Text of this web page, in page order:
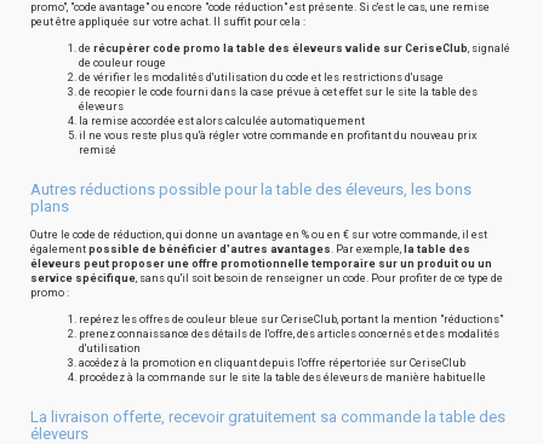
promo", "code avantage" ou encore "code réduction" est présente. Si c'est le cas, une remise
peut être appliquée sur votre achat. Il suffit pour cela :
de récupérer code promo la table des éleveurs valide sur CeriseClub, signalé
de couleur rouge
de vérifier les modalités d'utilisation du code et les restrictions d'usage
de recopier le code fourni dans la case prévue à cet effet sur le site la table des
éleveurs
la remise accordée est alors calculée automatiquement
il ne vous reste plus qu'à régler votre commande en profitant du nouveau prix
remisé
Autres réductions possible pour la table des éleveurs, les bons
plans
Outre le code de réduction, qui donne un avantage en % ou en € sur votre commande, il est
également possible de bénéficier d'autres avantages. Par exemple, la table des
éleveurs peut proposer une offre promotionnelle temporaire sur un produit ou un
service spécifique, sans qu'il soit besoin de renseigner un code. Pour profiter de ce type de
promo :
repérez les offres de couleur bleue sur CeriseClub, portant la mention "réductions"
prenez connaissance des détails de l'offre, des articles concernés et des modalités
d'utilisation
accédez à la promotion en cliquant depuis l'offre répertoriée sur CeriseClub
procédez à la commande sur le site la table des éleveurs de manière habituelle
La livraison offerte, recevoir gratuitement sa commande la table des
éleveurs